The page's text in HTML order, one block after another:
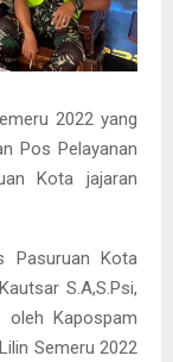
2022 yang
Pos Pelayanan
Kota jajaran
Pasuruan Kota
S.A,S.Psi,
oleh Kapospam
Semeru 2022